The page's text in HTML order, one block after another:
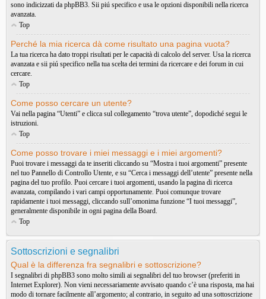
sono indicizzati da phpBB3. Sii piú specifico e usa le opzioni disponibili nella ricerca
avanzata.
Top
Perché la mia ricerca dà come risultato una pagina vuota?
La tua ricerca ha dato troppi risultati per le capacità di calcolo del server. Usa la ricerca
avanzata e sii piú specifico nella tua scelta dei termini da ricercare e dei forum in cui
cercare.
Top
Come posso cercare un utente?
Vai nella pagina “Utenti” e clicca sul collegamento “trova utente”, dopodiché segui le
istruzioni.
Top
Come posso trovare i miei messaggi e i miei argomenti?
Puoi trovare i messaggi da te inseriti cliccando su “Mostra i tuoi argomenti” presente
nel tuo Pannello di Controllo Utente, e su “Cerca i messaggi dell’utente” presente nella
pagina del tuo profilo. Puoi cercare i tuoi argomenti, usando la pagina di ricerca
avanzata, compilando i vari campi opportunamente. Puoi comunque trovare
rapidamente i tuoi messaggi, cliccando sull’omonima funzione “I tuoi messaggi”,
generalmente disponibile in ogni pagina della Board.
Top
Sottoscrizioni e segnalibri
Qual è la differenza fra segnalibri e sottoscrizione?
I segnalibri di phpBB3 sono molto simili ai segnalibri del tuo browser (preferiti in
Internet Explorer). Non vieni necessariamente avvisato quando c’è una risposta, ma hai
modo di tornare facilmente all’argomento; al contrario, in seguito ad una sottoscrizione